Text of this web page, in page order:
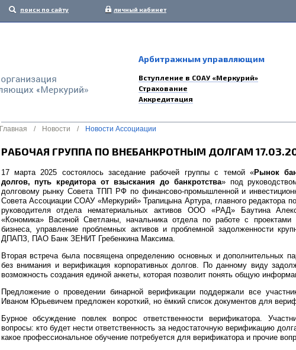
поиск по сайту личный кабинет
Арбитражным управляющим
Вступление в СОАУ «Меркурий»
Страхование
Аккредитация
Главная / Новости / Новости Ассоциации
РАБОЧАЯ ГРУППА ПО ВНЕБАНКРОТНЫМ ДОЛГАМ
17 марта 2025 состоялось заседание рабочей группы с темой «Рынок
долгов, путь кредитора от взыскания до банкротства» под
долговому рынку Совета ТПП РФ по финансово-промышленной и
Совета Ассоциации СОАУ «Меркурий» Трапицына Артура, главного редактора
руководителя отдела нематериальных активов ООО «РАД» Баутина
«Кономика» Васиной Светланы, начальника отдела по работе с проектами
бизнеса, управление проблемных активов и проблемной задолженности
ДПАПЗ, ПАО Банк ЗЕНИТ Гребенкина Максима.
Вторая встреча была посвящена определению основных и дополнительных
без внимания и верификация корпоративных долгов. По данному виду
возможность создания единой анкеты, которая позволит понять общую
Предложение о проведении бинарной верификации поддержали все
Иваном Юрьевичем предложен короткий, но ёмкий список документов для
Бурное обсуждение повлек вопрос ответственности верификатора.
вопросы: кто будет нести ответственность за недостаточную верификацию
какое профессиональное обучение потребуется для верификатора и прочие